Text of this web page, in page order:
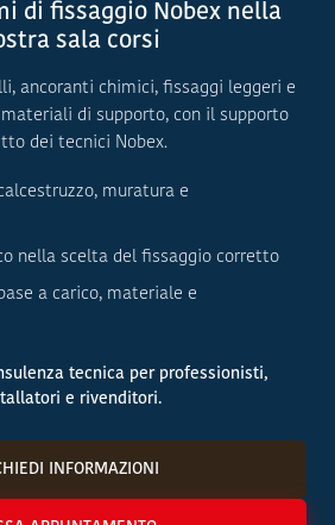
di fissaggio Nobex nella
sala corsi
ancoranti chimici, fissaggi leggeri e
di supporto, con il supporto
dei tecnici Nobex.
muratura e
nella scelta del fissaggio corretto
a carico, materiale e
tecnica per professionisti,
e rivenditori.
INFORMAZIONI